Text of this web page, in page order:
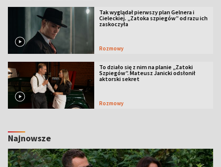
Tak wyglądał pierwszy plan Gelnera i
Cieleckiej. „Zatoka szpiegów” od razu ich
zaskoczyła
Rozmowy
To działo się z nim na planie „Zatoki
Szpiegów”. Mateusz Janicki odsłonił
aktorski sekret
Rozmowy
Najnowsze